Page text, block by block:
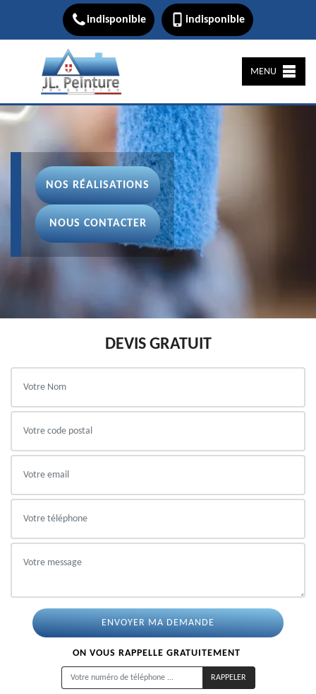
indisponible indisponible
MENU
NOS RÉALISATIONS
NOUS CONTACTER
DEVIS GRATUIT
ON VOUS RAPPELLE GRATUITEMENT